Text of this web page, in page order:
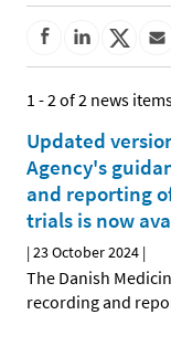
1 - 2 of 2 news
Updated
Agency's
and reporting
trials is now
|23 October 2024 |
The Danish
recording and